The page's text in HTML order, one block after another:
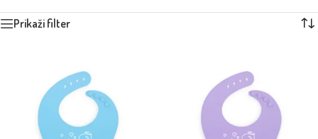
Prikaži filter